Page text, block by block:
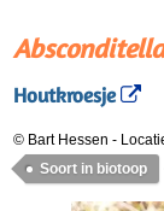
Houtkroesje
© Bart Hessen -
Soort in biotoop